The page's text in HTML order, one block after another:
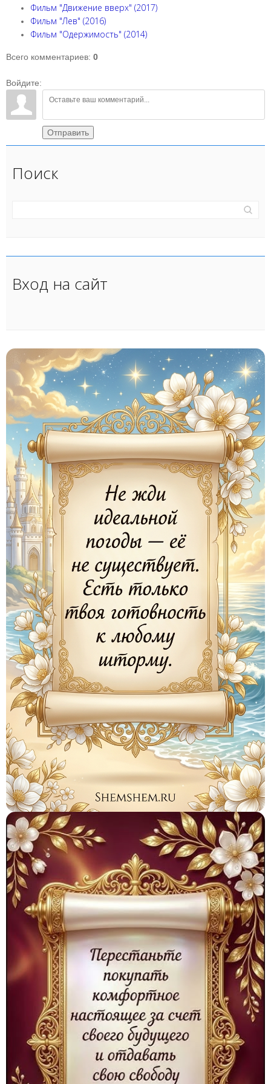
Фильм "Движение вверх" (2017)
Фильм "Лев" (2016)
Фильм "Одержимость" (2014)
Всего комментариев: 0
Войдите:
Отправить
Поиск
Вход на сайт